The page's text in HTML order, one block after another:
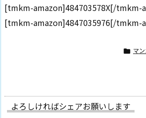
[tmkm-amazon]484703578X[/tmkm-
[tmkm-amazon]4847035976[/tmkm-
 マ
よろしければシェアお願いします